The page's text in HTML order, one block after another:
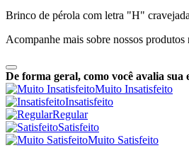
Brinco de pérola com letra "H"
Acompanhe mais sobre nossos produtos
De forma geral, como você avalia sua
Muito Insatisfeito
Insatisfeito
Regular
Satisfeito
Muito Satisfeito